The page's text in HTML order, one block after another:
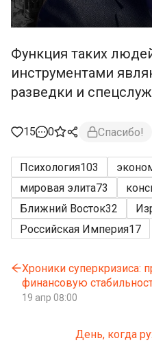
Функция таких
инструментами
разведки и
15 0 Спасибо!
Психология103
мировая элита73
Ближний Восток32
Российская Империя17
Хроники суперкризиса:
финансовую
19 апр 08:00
День, когда